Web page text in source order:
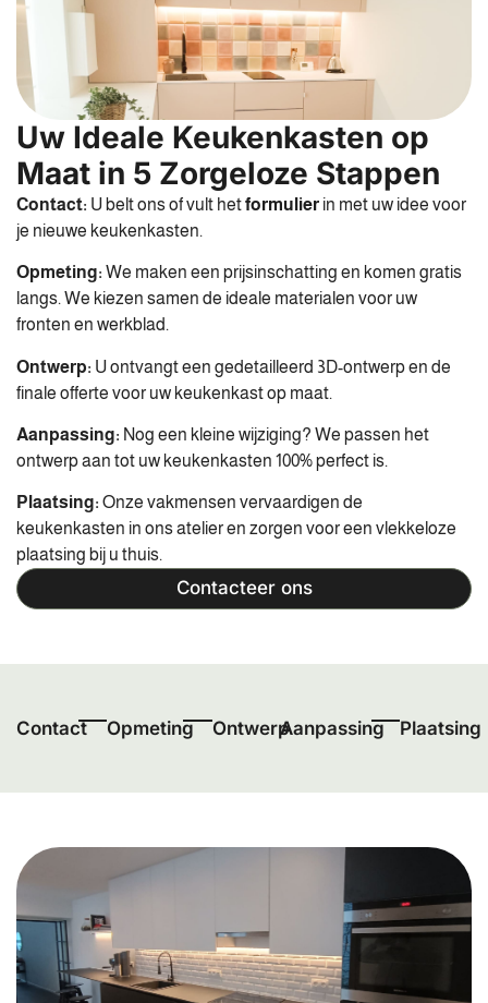
Uw Ideale Keukenkasten op
Maat in 5 Zorgeloze Stappen
Contact: U belt ons of vult hetformulier in met uw idee voor
je nieuwe keukenkasten.
Opmeting: We maken een prijsinschatting en komen gratis
langs. We kiezen samen de ideale materialen voor uw
fronten en werkblad.
Ontwerp: U ontvangt een gedetailleerd 3D-ontwerp en de
finale offerte voor uw keukenkast op maat.
Aanpassing: Nog een kleine wijziging? We passen het
ontwerp aan tot uw keukenkasten 100% perfect is.
Plaatsing: Onze vakmensen vervaardigen de
keukenkasten in ons atelier en zorgen voor een vlekkeloze
plaatsing bij u thuis.
Contacteer ons
Contact Opmeting OntwerpAanpassing Plaatsing